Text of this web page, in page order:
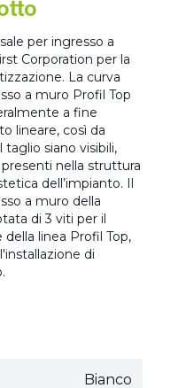
per ingresso a
Corporation per la
La curva
a muro Profil Top
a fine
lineare, così da
siano visibili,
nella struttura
dell’impianto. Il
a muro della
di 3 viti per il
linea Profil Top,
di
Bianco